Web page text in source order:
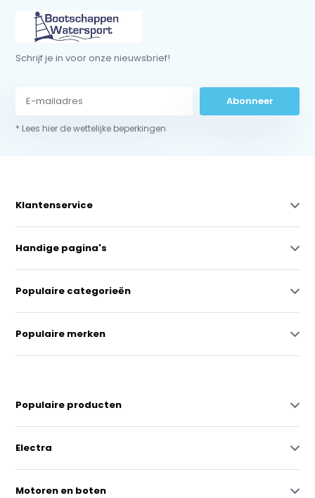
Schrijf je in voor onze nieuwsbrief!
Abonneer
* Lees hier de wettelijke beperkingen
Klantenservice
Handige pagina's
Populaire categorieën
Populaire merken
Populaire producten
Electra
Motoren en boten